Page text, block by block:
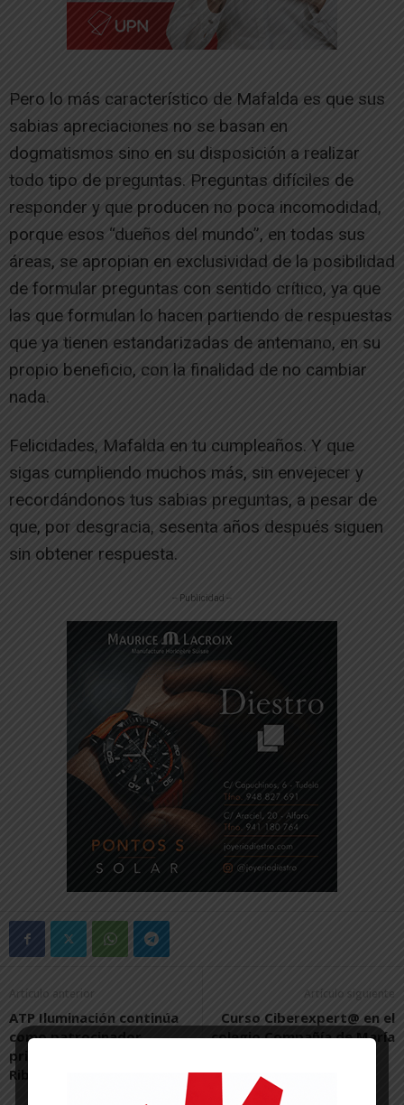
Pero lo más característico de Mafalda es que sus
sabias apreciaciones no se basan en
dogmatismos sino en su disposición a realizar
todo tipo de preguntas. Preguntas difíciles de
responder y que producen no poca incomodidad,
porque esos “dueños del mundo”, en todas sus
áreas, se apropian en exclusividad de la posibilidad
de formular preguntas con sentido crítico, ya que
las que formulan lo hacen partiendo de respuestas
que ya tienen estandarizadas de antemano, en su
propio beneficio, con la finalidad de no cambiar
nada.
Felicidades, Mafalda en tu cumpleaños. Y que
sigas cumpliendo muchos más, sin envejecer y
recordándonos tus sabias preguntas, a pesar de
que, por desgracia, sesenta años después siguen
sin obtener respuesta.
-- Publicidad --
Artículo anterior
ATP Iluminación continúa
como patrocinador
principal del Tudelano
Ribera Navarra FS
Artículo siguiente
Curso Ciberexpert@ en el
colegio Compañía de María